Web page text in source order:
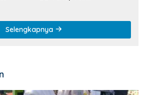
Selengkapnya